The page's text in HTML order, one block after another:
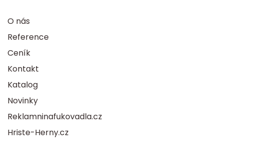
O nás
Reference
Ceník
Kontakt
Katalog
Novinky
Reklamninafukovadla.cz
Hriste-Herny.cz